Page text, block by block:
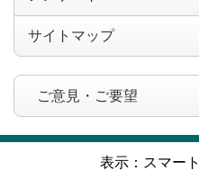
サイトマップ
ご意見・ご要望
表示：スマー